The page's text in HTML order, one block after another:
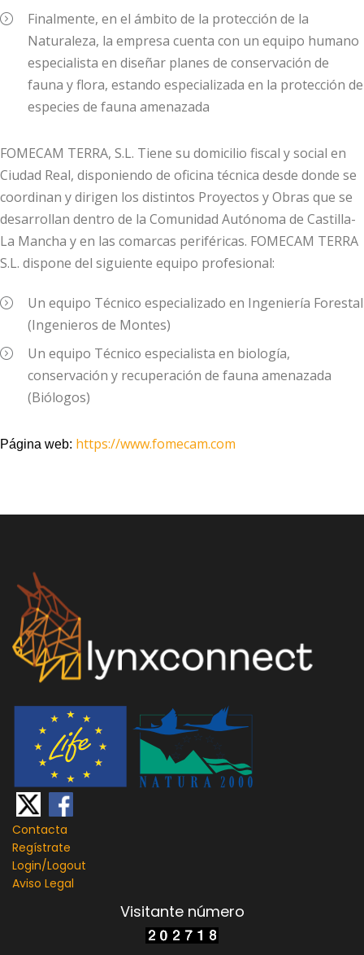
Finalmente, en el ámbito de la protección de la
Naturaleza, la empresa cuenta con un equipo humano
especialista en diseñar planes de conservación de
fauna y flora, estando especializada en la protección de
especies de fauna amenazada
FOMECAM TERRA, S.L. Tiene su domicilio fiscal y social en
Ciudad Real, disponiendo de oficina técnica desde donde se
coordinan y dirigen los distintos Proyectos y Obras que se
desarrollan dentro de la Comunidad Autónoma de Castilla-
La Mancha y en las comarcas periféricas. FOMECAM TERRA
S.L. dispone del siguiente equipo profesional:
Un equipo Técnico especializado en Ingeniería Forestal
(Ingenieros de Montes)
Un equipo Técnico especialista en biología,
conservación y recuperación de fauna amenazada
(Biólogos)
Página web: https://www.fomecam.com
Contacta
Regístrate
Login/Logout
Aviso Legal
Visitante número